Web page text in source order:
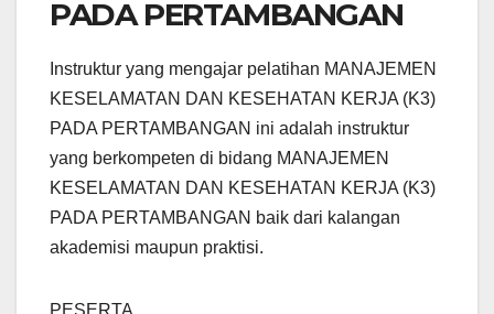
PADA PERTAMBANGAN
Instruktur yang mengajar pelatihan MANAJEMEN
KESELAMATAN DAN KESEHATAN KERJA (K3)
PADA PERTAMBANGAN ini adalah instruktur
yang berkompeten di bidang MANAJEMEN
KESELAMATAN DAN KESEHATAN KERJA (K3)
PADA PERTAMBANGAN baik dari kalangan
akademisi maupun praktisi.
PESERTA